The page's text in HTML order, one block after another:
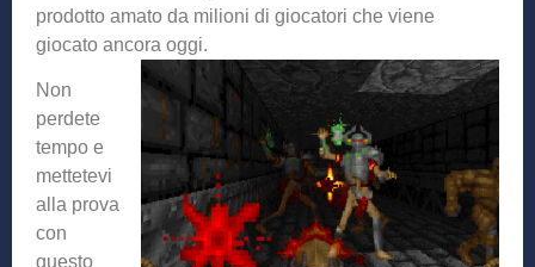
prodotto amato da milioni di giocatori che viene
giocato ancora oggi.
Non
perdete
tempo e
mettetevi
alla prova
con
questo